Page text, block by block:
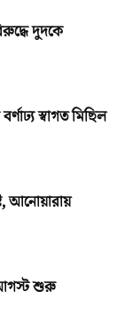
দুদকে
স্বাগত মিছিল
আনোয়ারায়
আগস্ট শুরু